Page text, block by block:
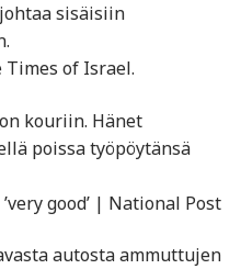
sisäisiin
Times of Israel.
kouriin. Hänet
poissa työpöytänsä
good’ | National Post
autosta ammuttujen